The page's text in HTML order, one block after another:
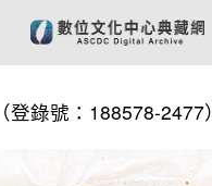
登錄號：188578-2477）